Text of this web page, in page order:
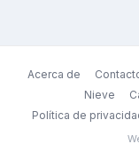
Acerca de
Nieve
Política de